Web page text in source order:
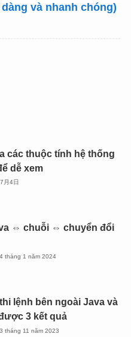
và nhanh chóng)
các thuộc tính hệ thống
dễ xem
月4日
⇔ chuỗi ⇔ chuyển đổi
tháng 1 năm 2024
lệnh bên ngoài Java và
3 kết quả
tháng 11 năm 2023